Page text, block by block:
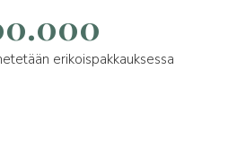
erikoispakkauksessa